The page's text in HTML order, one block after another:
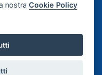
nostraCookie Policy
Rosaria S.p.A. -